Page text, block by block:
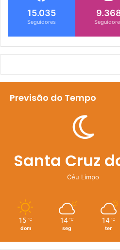
15.035
Seguidores
Previsão do Tempo
Santa Cruz
Céu Limpo
15 ℃
dom
14 ℃
seg
14 ℃
ter